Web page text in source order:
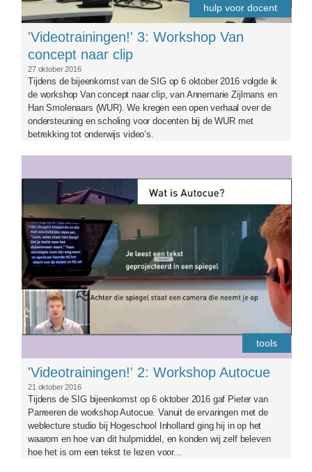
hulp voor docent
'Videotrainingen!' 3: Workshop Van
concept naar clip
27 oktober 2016
Tijdens de bijeenkomst van de SIG op 6 oktober 2016 volgde ik
de workshop Van concept naar clip, van Annemarie Zijlmans en
Han Smolenaars (WUR). We kregen een open verhaal over de
ondersteuning en scholing voor docenten bij de WUR met
betrekking tot onderwijs video’s.
tools
'Videotrainingen!' 2: Workshop Autocue
21 oktober 2016
Tijdens de SIG bijeenkomst op 6 oktober 2016 gaf Pieter van
Parreeren de workshop Autocue. Vanuit de ervaringen met de
weblecture studio bij Hogeschool Inholland ging hij in op het
waarom en hoe van dit hulpmiddel, en konden wij zelf beleven
hoe het is om een tekst te lezen voor...